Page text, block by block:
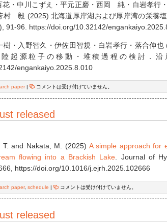
花・中川こずえ・平元正磨・西岡 純・白岩孝行
村 毅 (2025) 北海道厚岸湖および厚岸湾の栄養塩
91-96. https://doi.org/10.32142/
樹・入野智久・伊佐田智規・白岩孝行・落合伸也
起源粒子の移動・堆積過程の検討．沿
engankaiyo.2025.8.010
paper| コメントは受け付けていません。
released
T. and Nakata, M. (2025) A simple approach for
flowing into a Brackish Lake. Journal of
https://doi.org/10.1016/j.ejrh.2025.102666
paper, schedule | コメントは受け付けていません。
released